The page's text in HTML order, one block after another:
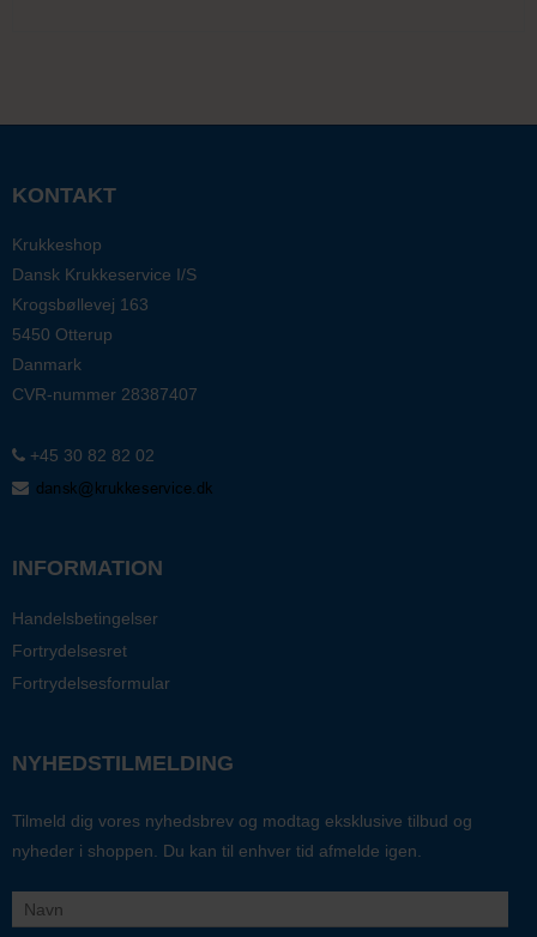
KONTAKT
Krukkeshop
Dansk Krukkeservice I/S
Krogsbøllevej 163
5450 Otterup
Danmark
CVR-nummer 28387407
+45 30 82 82 02
INFORMATION
Handelsbetingelser
Fortrydelsesret
Fortrydelsesformular
NYHEDSTILMELDING
Tilmeld dig vores nyhedsbrev og modtag eksklusive tilbud og
nyheder i shoppen. Du kan til enhver tid afmelde igen.